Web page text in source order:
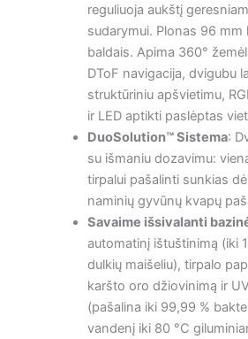
reguliuoja aukštį
sudarymui. Plonas 96
baldais. Apima 360°
DToF navigacija, dvigubu
struktūriniu apšvietimu,
ir LED aptikti paslėptas
DuoSolution™ Sistema:
su išmaniu dozavimu:
tirpalui pašalinti sunkias
naminių gyvūnų kvapų
Savaime išsivalanti
automatinį ištuštinimą (iki
dulkių maišeliu), tirpalo
karšto oro džiovinimą ir
(pašalina iki 99,99 %
vandenį iki 80 °C